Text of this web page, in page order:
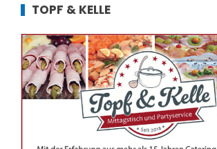
TOPF & KELLE